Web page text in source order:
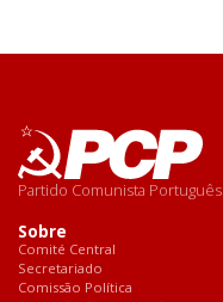
Partido Comunista Português
Sobre
Comité Central
Secretariado
Comissão Política